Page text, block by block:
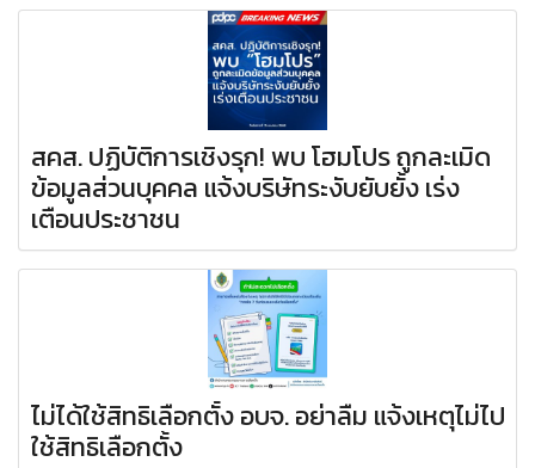
สคส. ปฏิบัติการเชิงรุก! พบ โฮมโปร ถูกละเมิด
ข้อมูลส่วนบุคคล แจ้งบริษัทระงับยับยั้ง เร่ง
เตือนประชาชน
ไม่ได้ใช้สิทธิเลือกตั้ง อบจ. อย่าลืม แจ้งเหตุไม่ไป
ใช้สิทธิเลือกตั้ง